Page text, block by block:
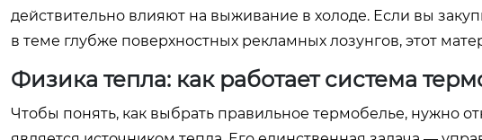
действительно влияют на выживание в холоде. Если вы
в теме глубже поверхностных рекламных лозунгов, этот
Физика тепла: как работает система
Чтобы понять, как выбрать правильное термобелье, нужно